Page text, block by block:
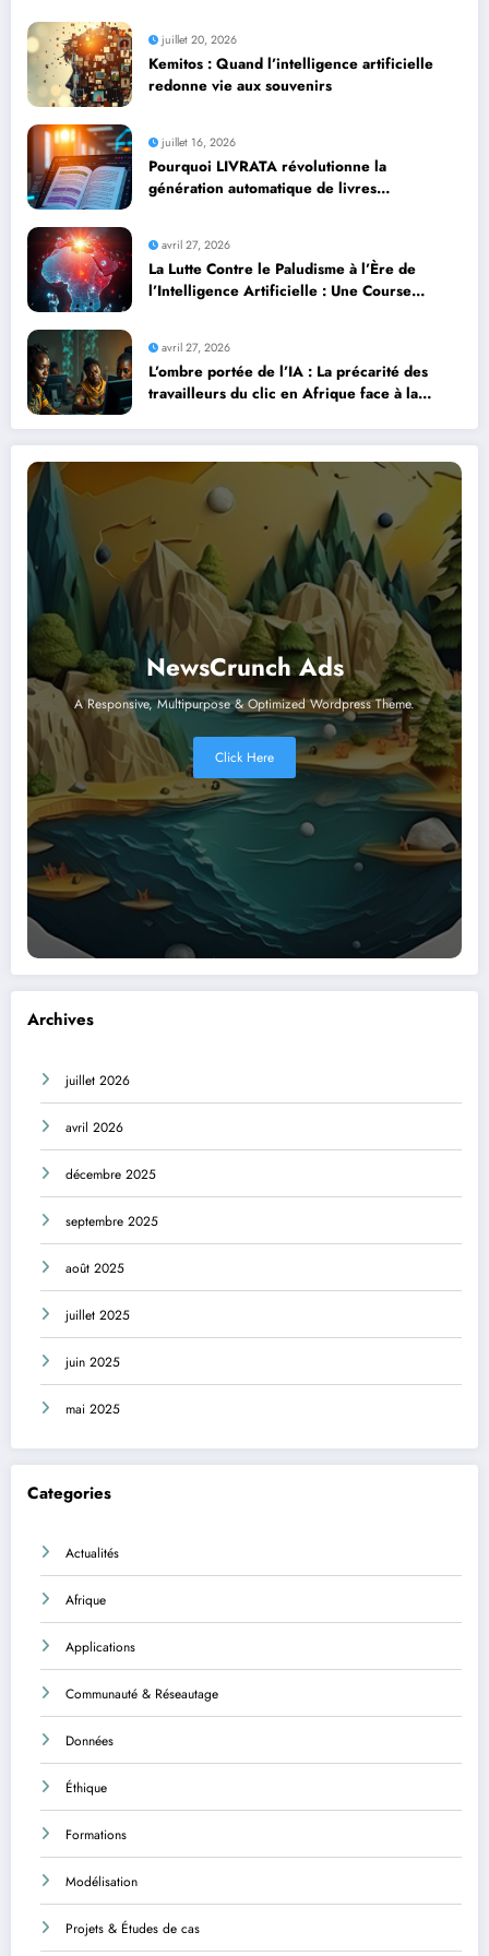
juillet 20, 2026
Kemitos : Quand l’intelligence artificielle
redonne vie aux souvenirs
juillet 16, 2026
Pourquoi LIVRATA révolutionne la
génération automatique de livres
avril 27, 2026
La Lutte Contre le Paludisme à l’Ère de
l’Intelligence Artificielle : Une Course
avril 27, 2026
L’ombre portée de l’IA : La précarité des
travailleurs du clic en Afrique face à la
NewsCrunch Ads
A Responsive, Multipurpose & Optimized Wordpress Theme.
Click Here
Archives
juillet 2026
avril 2026
décembre 2025
septembre 2025
août 2025
juillet 2025
juin 2025
mai 2025
Categories
Actualités
Afrique
Applications
Communauté & Réseautage
Données
Éthique
Formations
Modélisation
Projets & Études de cas